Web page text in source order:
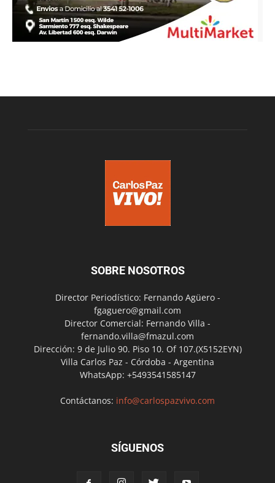
SOBRE NOSOTROS
Director Periodístico: Fernando Agüero -
fgaguero@gmail.com
Director Comercial: Fernando Villa -
fernando.villa@fmazul.com
Dirección: 9 de Julio 90. Piso 10. Of 107.(X5152EYN)
Villa Carlos Paz - Córdoba - Argentina
WhatsApp: +5493541585147
Contáctanos: info@carlospazvivo.com
SÍGUENOS